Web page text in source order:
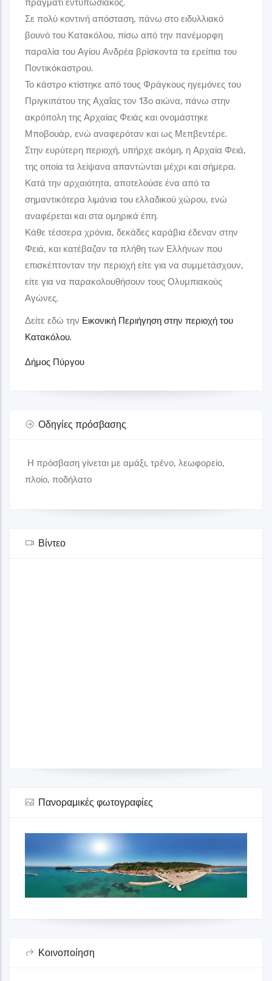
Στάση 7
Γκαλερί
Παραλία Αγίου Ανδρέα - Αρχαία Φειά
Η Παραλία του Αγίου Ανδρέα πρόκειται για τις πιο κοσμοπολίτικες
και ιστορικές παραλίες της Ηλείας.
Άγιος Ανδρέας Κατακόλου, Τ.Κ. 27067
Δήμος Πύργου
Στάση 8
Γκαλερί
Κορακοχώρι
Το Κορακοχώρι αποτελεί μια μικρή και γραφική κοινότη
Στάσεις Θεματικών Διαδρομών
Γκαλερί
Το κτήμα Μερκούρη βρίσκεται Δυτικά της Πελοποννήσου, στο
2621041601
Στάση 10
Στάση 12
Παραλία Λεβεντοχωρίου
πράγματι εντυπωσιακός.
Σε πολύ κοντινή απόσταση, πάνω στο ειδυλλιακό
βουνό του Κατακόλου, πίσω από την πανέμορφη
παραλία του Αγίου Ανδρέα βρίσκοντα τα ερείπια του
Ποντικόκαστρου.
Το κάστρο κτίστηκε από τους Φράγκους ηγεμόνες του
Πριγκιπάτου της Αχαΐας τον 13ο αιώνα, πάνω στην
ακρόπολη της Αρχαίας Φειάς και ονομάστηκε
Μποβουάρ, ενώ αναφερόταν και ως Μεπβεντέρε.
Στην ευρύτερη περιοχή, υπήρχε ακόμη, η Αρχαία Φειά,
της οποία τα λείψανα απαντώνται μέχρι και σήμερα.
Κατά την αρχαιότητα, αποτελούσε ένα από τα
σημαντικότερα λιμάνια του ελλαδικού χώρου, ενώ
αναφέρεται και στα ομηρικά έπη.
Κάθε τέσσερα χρόνια, δεκάδες καράβια έδεναν στην
Φειά, και κατέβαζαν τα πλήθη των Ελλήνων που
επισκέπτονταν την περιοχή είτε για να συμμετάσχουν,
είτε για να παρακολουθήσουν τους Ολυμπιακούς
Αγώνες.
Δείτε εδώ την Εικονική Περιήγηση στην περιοχή του
Κατακόλου.
Δήμος Πύργου
Οδηγίες πρόσβασης
Η πρόσβαση γίνεται με αμάξι, τρένο, λεωφορείο,
πλοίο, ποδήλατο
Βίντεο
Πανοραμικές φωτογραφίες
Κοινοποίηση